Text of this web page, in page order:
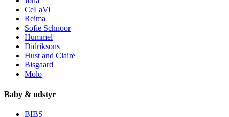
CeLaVi
Reima
Sofie Schnoor
Hummel
Didriksons
Hust and Claire
Bisgaard
Molo
Baby & udstyr
BIBS